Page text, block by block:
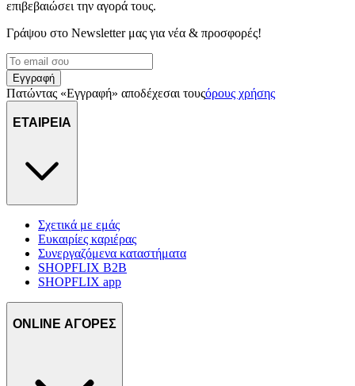
επιβεβαιώσει την αγορά τους.
Γράψου στο Νewsletter μας για νέα & προσφορές!
Εγγραφή
Πατώντας «Εγγραφή» αποδέχεσαι τουςόρους χρήσης
ΕΤΑΙΡΕΙΑ
Σχετικά με εμάς
Ευκαιρίες καριέρας
Συνεργαζόμενα καταστήματα
SHOPFLIX B2B
SHOPFLIX app
ONLINE ΑΓΟΡΕΣ